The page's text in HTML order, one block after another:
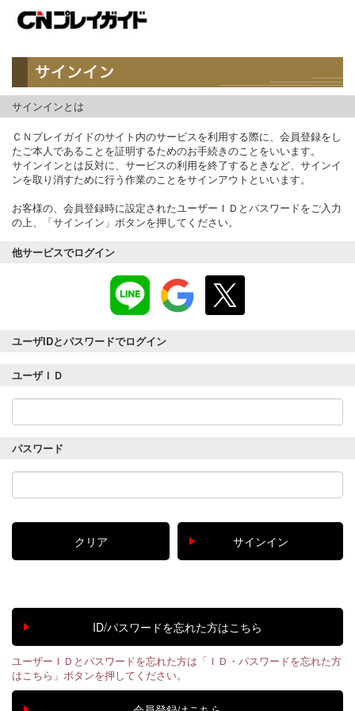
サインインとは
ＣＮプレイガイドのサイト内のサービスを利用する際に、会員登録をし
たご本人であることを証明するためのお手続きのことをいいます。
サインインとは反対に、サービスの利用を終了するときなど、サインイ
ンを取り消すために行う作業のことをサインアウトといいます。
お客様の、会員登録時に設定されたユーザーＩＤとパスワードをご入力
の上、「サインイン」ボタンを押してください。
他サービスでログイン
ユーザIDとパスワードでログイン
ユーザＩＤ
パスワード
ユーザーＩＤとパスワードを忘れた方は「ＩＤ・パスワードを忘れた方
はこちら」ボタンを押してください。